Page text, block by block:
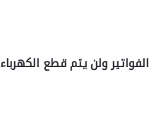
ولن يتم قطع الكهرباء